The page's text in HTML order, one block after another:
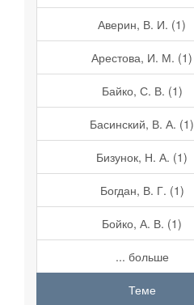
Аверин, В. И. (1)
Арестова, И. М. (1)
Байко, С. В. (1)
Басинский, В. А. (1)
Бизунок, Н. А. (1)
Богдан, В. Г. (1)
Бойко, А. В. (1)
... больше
Теме